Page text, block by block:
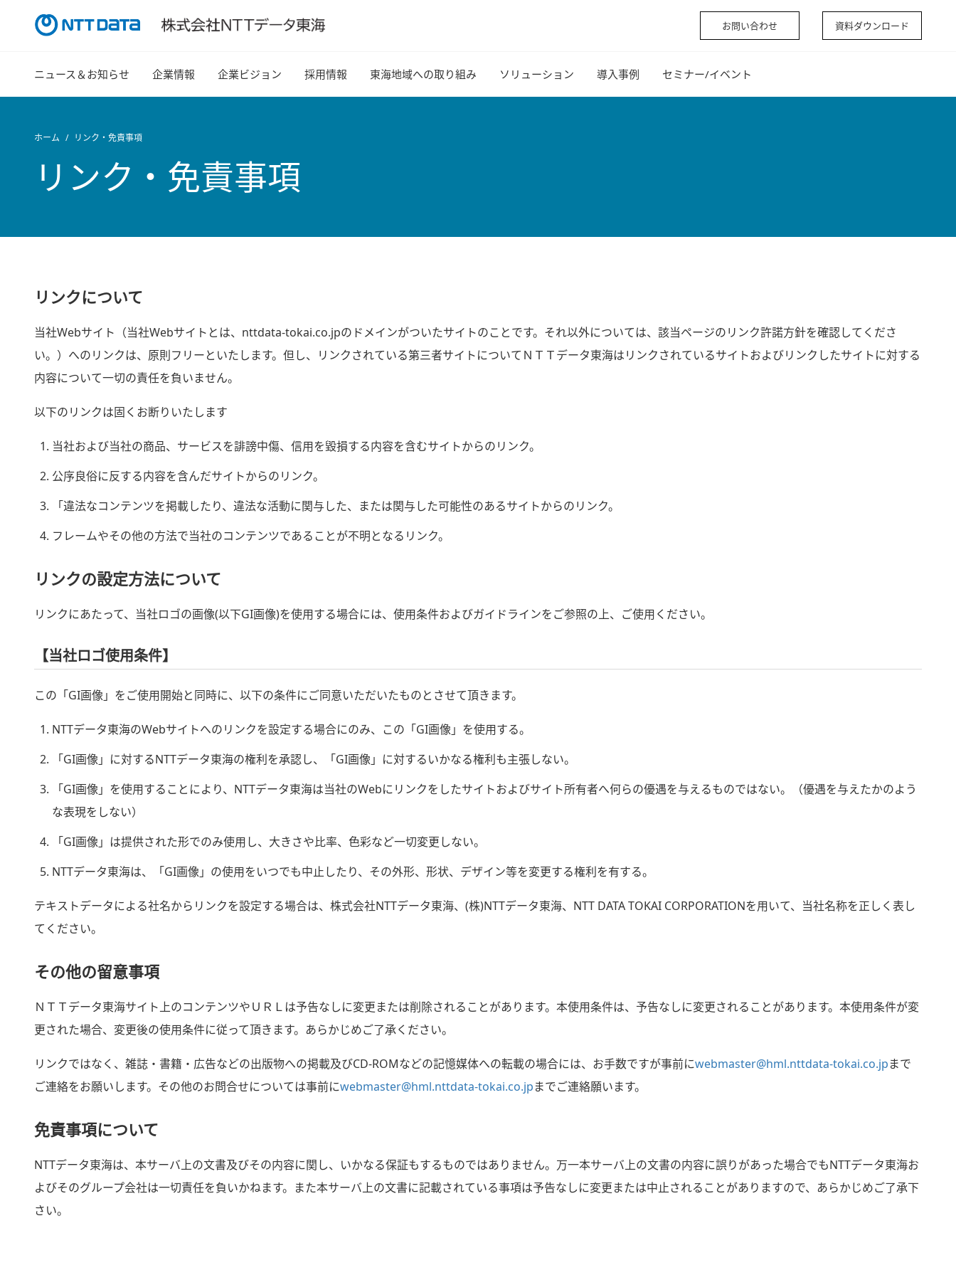
お問い合わせ 資料ダウンロード
ニュース＆お知らせ 企業情報 企業ビジョン 採用情報 東海地域への取り組み ソリューション 導入事例 セミナー/イベント
ホーム リンク・免責事項
リンク・免責事項
リンクについて
当社Webサイト（当社Webサイトとは、nttdata-tokai.co.jpのドメインがついたサイトのことです。それ以外については、該当ページのリンク許諾方針を確認してくださ
い。）へのリンクは、原則フリーといたします。但し、リンクされている第三者サイトについてＮＴＴデータ東海はリンクされているサイトおよびリンクしたサイトに対する
内容について一切の責任を負いません。
以下のリンクは固くお断りいたします
当社および当社の商品、サービスを誹謗中傷、信用を毀損する内容を含むサイトからのリンク。
公序良俗に反する内容を含んだサイトからのリンク。
「違法なコンテンツを掲載したり、違法な活動に関与した、または関与した可能性のあるサイトからのリンク。
フレームやその他の方法で当社のコンテンツであることが不明となるリンク。
リンクの設定方法について
リンクにあたって、当社ロゴの画像(以下GI画像)を使用する場合には、使用条件およびガイドラインをご参照の上、ご使用ください。
【当社ロゴ使用条件】
この「GI画像」をご使用開始と同時に、以下の条件にご同意いただいたものとさせて頂きます。
NTTデータ東海のWebサイトへのリンクを設定する場合にのみ、この「GI画像」を使用する。
「GI画像」に対するNTTデータ東海の権利を承認し、「GI画像」に対するいかなる権利も主張しない。
「GI画像」を使用することにより、NTTデータ東海は当社のWebにリンクをしたサイトおよびサイト所有者へ何らの優遇を与えるものではない。（優遇を与えたかのよう
な表現をしない）
「GI画像」は提供された形でのみ使用し、大きさや比率、色彩など一切変更しない。
NTTデータ東海は、「GI画像」の使用をいつでも中止したり、その外形、形状、デザイン等を変更する権利を有する。
テキストデータによる社名からリンクを設定する場合は、株式会社NTTデータ東海、(株)NTTデータ東海、NTT DATA TOKAI CORPORATIONを用いて、当社名称を正しく表し
てください。
その他の留意事項
ＮＴＴデータ東海サイト上のコンテンツやＵＲＬは予告なしに変更または削除されることがあります。本使用条件は、予告なしに変更されることがあります。本使用条件が変
更された場合、変更後の使用条件に従って頂きます。あらかじめご了承ください。
リンクではなく、雑誌・書籍・広告などの出版物への掲載及びCD-ROMなどの記憶媒体への転載の場合には、お手数ですが事前にwebmaster@hml.nttdata-tokai.co.jpまで
ご連絡をお願いします。その他のお問合せについては事前にwebmaster@hml.nttdata-tokai.co.jpまでご連絡願います。
免責事項について
NTTデータ東海は、本サーバ上の文書及びその内容に関し、いかなる保証もするものではありません。万一本サーバ上の文書の内容に誤りがあった場合でもNTTデータ東海お
よびそのグループ会社は一切責任を負いかねます。また本サーバ上の文書に記載されている事項は予告なしに変更または中止されることがありますので、あらかじめご了承下
さい。